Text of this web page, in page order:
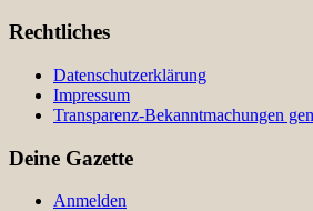
Rechtliches
Datenschutzerklärung
Impressum
Transparenz-Bekanntmachungen
Deine Gazette
Anmelden